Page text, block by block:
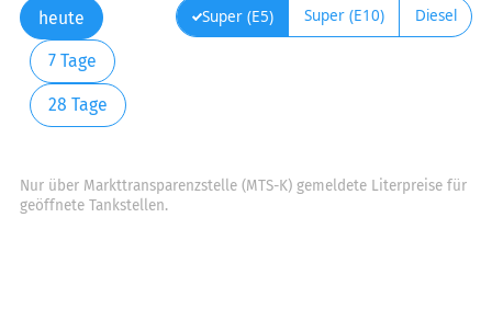
heute
7 Tage
28 Tage
Super (E5) Super (E10) Diesel
Nur über Markttransparenzstelle (MTS-K) gemeldete Literpreise für
geöffnete Tankstellen.